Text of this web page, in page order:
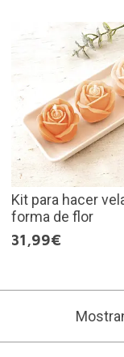
Kit para hacer
forma de flor
31,99€